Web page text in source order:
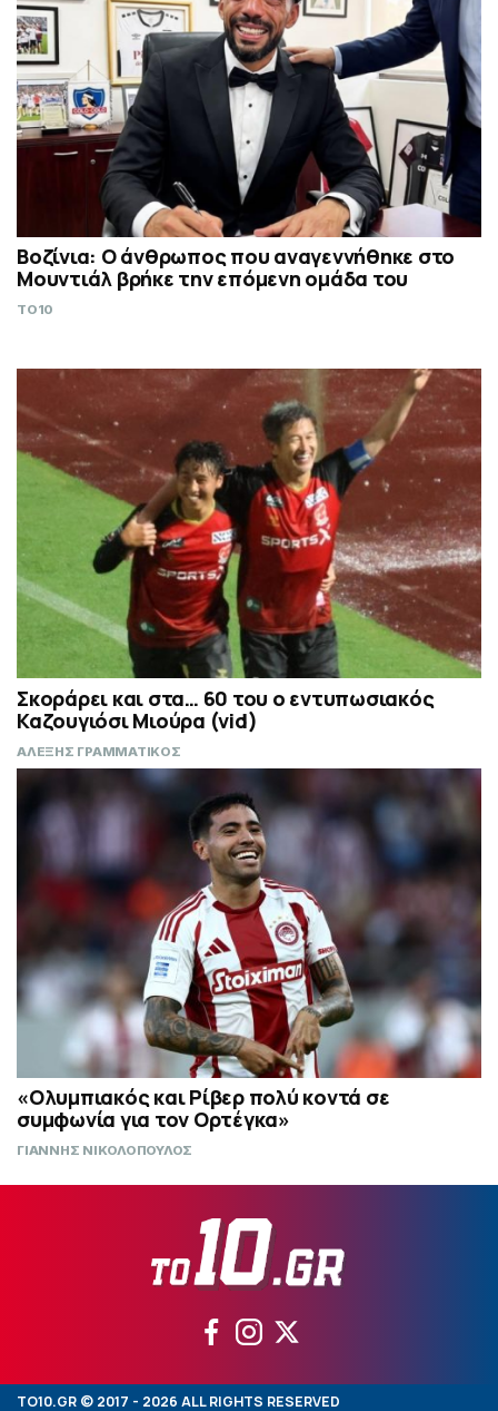
Βοζίνια: Ο άνθρωπος που αναγεννήθηκε στο
Μουντιάλ βρήκε την επόμενη ομάδα του
TO10
Σκοράρει και στα… 60 του ο εντυπωσιακός
Καζουγιόσι Μιούρα (vid)
ΑΛΕΞΗΣ ΓΡΑΜΜΑΤΙΚΟΣ
«Ολυμπιακός και Ρίβερ πολύ κοντά σε
συμφωνία για τον Ορτέγκα»
ΓΙΑΝΝΗΣ ΝΙΚΟΛΟΠΟΥΛΟΣ
TO10.GR © 2017 - 2026 ALL RIGHTS RESERVED